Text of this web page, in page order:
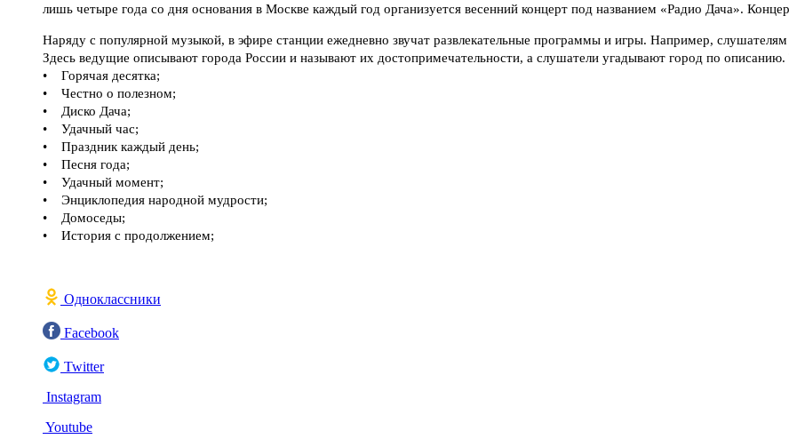
лишь четыре года со дня основания в Москве каждый год организуется весенний концерт под названием «Радио Дача».
Наряду с популярной музыкой, в эфире станции ежедневно звучат развлекательные программы и игры. Например,
Здесь ведущие описывают города России и называют их достопримечательности, а слушатели угадывают город по
• Горячая десятка;
• Честно о полезном;
• Диско Дача;
• Удачный час;
• Праздник каждый день;
• Песня года;
• Удачный момент;
• Энциклопедия народной мудрости;
• Домоседы;
• История с продолжением;
Одноклассники
Facebook
Twitter
Instagram
Youtube